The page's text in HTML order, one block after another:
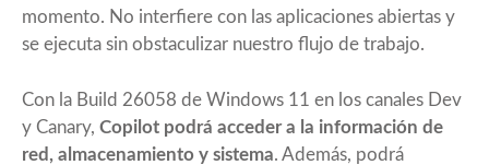
momento. No interfiere con las aplicaciones abiertas y
se ejecuta sin obstaculizar nuestro flujo de trabajo.
Con la Build 26058 de Windows 11 en los canales Dev
y Canary, Copilot podrá acceder a la información de
red, almacenamiento y sistema. Además, podrá